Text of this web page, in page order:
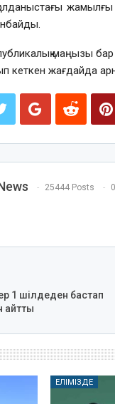
қолданыстағы
маңызы бар
кеткен жағдайда
25444 Posts 0
1 шілдеден бастап
айтты
ЕЛІМІЗДЕ